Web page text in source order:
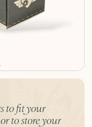
to fit your
to store your